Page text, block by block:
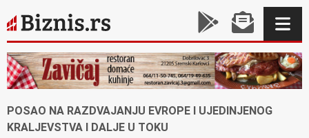
POSAO NA RAZDVAJANJU EVROPE I UJEDINJENOG
KRALJEVSTVA I DALJE U TOKU